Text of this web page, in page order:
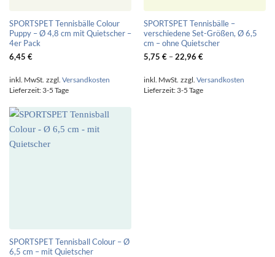
SPORTSPET Tennisbälle Colour
Puppy – Ø 4,8 cm mit Quietscher –
4er Pack
6,45 €
inkl. MwSt. zzgl. Versandkosten
Lieferzeit: 3-5 Tage
SPORTSPET Tennisbälle –
verschiedene Set-Größen, Ø 6,5
cm – ohne Quietscher
5,75 €–22,96 €
inkl. MwSt. zzgl. Versandkosten
Lieferzeit: 3-5 Tage
SPORTSPET Tennisball Colour – Ø
6,5 cm – mit Quietscher